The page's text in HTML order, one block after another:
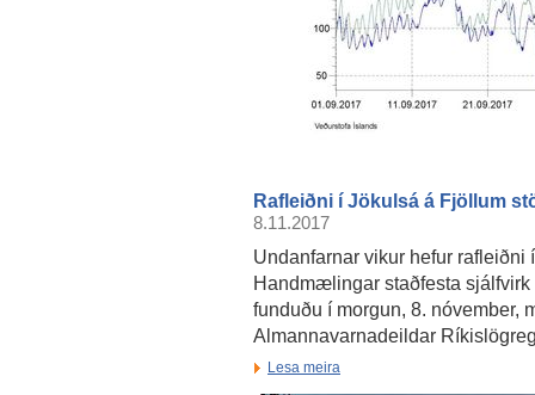
Rafleiðni í Jökulsá á Fjöllum
8.11.2017
Undanfarnar vikur hefur
Handmælingar staðfesta
funduðu í morgun, 8. nóvember,
Almannavarnadeildar
Lesa meira